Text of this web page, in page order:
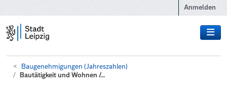
Anmelden
Baugenehmigungen (Jahreszahlen)
Bautätigkeit und Wohnen /...